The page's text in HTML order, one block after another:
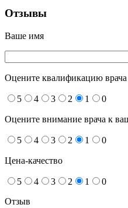
Отзывы
Ваше имя
Оцените квалификацию врача
5 4 3 2 1 0
Оцените внимание врача к
5 4 3 2 1 0
Цена-качество
5 4 3 2 1
0
Отзыв